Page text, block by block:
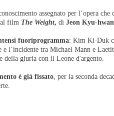
assegnato per l’opera
al film The Weight, di Jeon Kyu-hwan
fuoriprogramma: Kim Ki-Duk
e l’incidente tra Michael Mann e
della giuria con il Leone d'argento.
è già fissato, per la seconda